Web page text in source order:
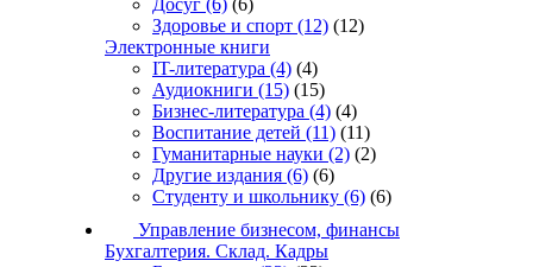
Досуг (6) (6)
Здоровье и спорт (12) (12)
Электронные книги
IT-литература (4) (4)
Аудиокниги (15) (15)
Бизнес-литература (4) (4)
Воспитание детей (11) (11)
Гуманитарные науки (2) (2)
Другие издания (6) (6)
Студенту и школьнику (6) (6)
Управление бизнесом, финансы
Бухгалтерия. Склад. Кадры